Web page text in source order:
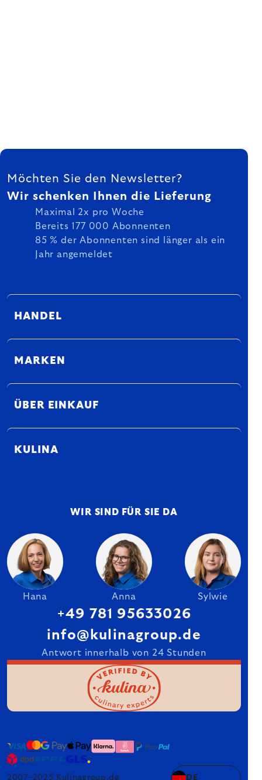
FUSSZEILE
Möchten Sie den Newsletter?
Wir schenken Ihnen die Lieferung
Maximal 2x pro Woche
Bereits 177 000 Abonnenten
85 % der Abonnenten sind länger als ein
Jahr angemeldet
HANDEL
MARKEN
ÜBER EINKAUF
KULINA
WIR SIND FÜR SIE DA
Hana Anna Sylwie
+49 781 95633026
info@kulinagroup.de
Antwort innerhalb von 24 Stunden
2007–2025 Kulinagroup.de DE